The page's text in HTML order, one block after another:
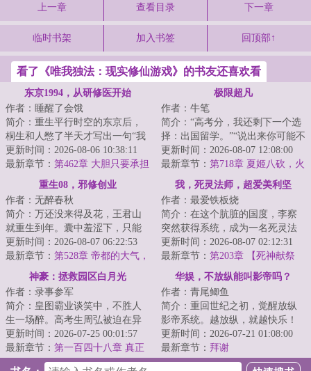
上一章 查看目录 下一章
临时书架 加入书签 回顶部↑
看了《唯我独法：现实修仙游戏》的书友还喜欢看
东京1994，从研修医开始
作者：睡醒了会饿
简介：重生平行时空的东京后，
桐生和人憋了半天才写出一句“我
的高中成绩并不理想”，无奈之
下，只能弃文...
更新时间：2026-08-06 10:38:11
最新章节： 第462章 大胆只要承担
极限超凡
作者：牛笔
简介：“高考分，我还剩下一个选
择：出国留学。”“说出来你可能不
信，我是个超凡者。”...
更新时间：2026-08-07 12:08:00
最新章节： 第718章 夏姬八砍，火
树银花
重生08，邪修创业
作者：无醉春秋
简介：万还没来得及花，王君山
就重生到年。囊中羞涩下，只能
一路骚操作地邪修创业。没启动
资金怎么办？有...
更新时间：2026-08-07 06:22:53
最新章节： 第528章 帝都的大气，
雷布斯年过不好了
我，死灵法师，超爱美利坚
作者：最爱铁板烧
简介：在这个肮脏的国度，李察
突然获得系统，成为一名死灵法
师，获得了操控白骨、血肉、瘟
疫和灵魂的力量...
更新时间：2026-08-07 02:12:31
最新章节： 第203章 【死神献祭
2】任务完成
神豪：拯救园区白月光
作者：录事参军
简介：皇图霸业谈笑中，不胜人
生一场醉。高考生周弘被迫在异
国打黑工，回到国内时已经是超
级神豪，由此带...
更新时间：2026-07-25 00:01:57
最新章节： 第一百四十八章 真正
华娱，不放纵能叫影帝吗？
作者：青尾鲫鱼
简介：重回世纪之初，觉醒放纵
影帝系统。越放纵，就越快乐！
上辈子活得跟个老黄牛似的李
洛，在系统加持下...
更新时间：2026-07-21 01:08:00
最新章节： 拜谢